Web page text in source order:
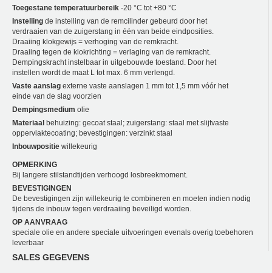
Toegestane temperatuurbereik -20 °C tot +80 °C
Instelling de instelling van de remcilinder gebeurd door het
verdraaien van de zuigerstang in één van beide eindposities.
Draaiing klokgewĳs = verhoging van de remkracht.
Draaiing tegen de klokrichting = verlaging van de remkracht.
Dempingskracht instelbaar in uitgebouwde toestand. Door het
instellen wordt de maat L tot max. 6 mm verlengd.
Vaste aanslag externe vaste aanslagen 1 mm tot 1,5 mm vóór het
einde van de slag voorzien
Dempingsmedium olie
Materiaal behuizing: gecoat staal; zuigerstang: staal met slijtvaste
oppervlaktecoating; bevestigingen: verzinkt staal
Inbouwpositie willekeurig
OPMERKING
Bij langere stilstandtijden verhoogd losbreekmoment.
BEVESTIGINGEN
De bevestigingen zijn willekeurig te combineren en moeten indien nodig
tijdens de inbouw tegen verdraaiing beveiligd worden.
OP AANVRAAG
speciale olie en andere speciale uitvoeringen evenals overig toebehoren
leverbaar
SALES GEGEVENS